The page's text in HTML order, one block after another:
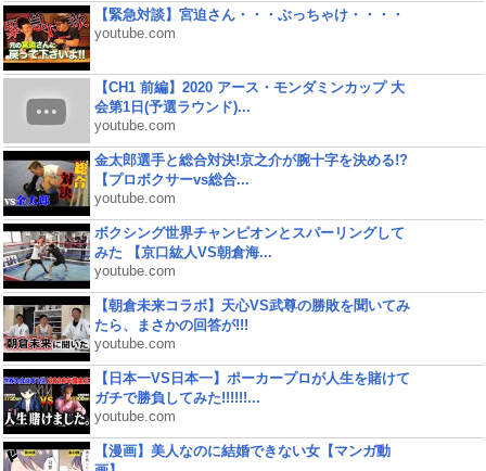
【緊急対談】宮迫さん・・・ぶっちゃけ・・・・
youtube.com
【CH1 前編】2020 アース・モンダミンカップ 大
会第1日(予選ラウンド)...
youtube.com
金太郎選手と総合対決!京之介が腕十字を決める!?
【プロボクサーvs総合...
youtube.com
ボクシング世界チャンピオンとスパーリングして
みた 【京口紘人VS朝倉海...
youtube.com
【朝倉未来コラボ】天心VS武尊の勝敗を聞いてみ
たら、まさかの回答が!!!
youtube.com
【日本一VS日本一】ポーカープロが人生を賭けて
ガチで勝負してみた!!!!!!...
youtube.com
【漫画】美人なのに結婚できない女【マンガ動